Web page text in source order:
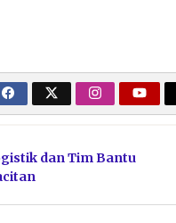
dan Tim Bantu